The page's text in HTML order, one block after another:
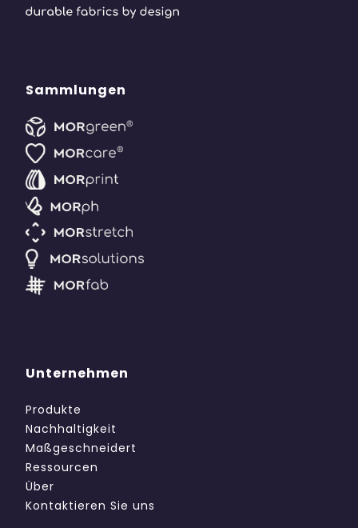
Sammlungen
Unternehmen
Produkte
Nachhaltigkeit
Maßgeschneidert
Ressourcen
Über
Kontaktieren Sie uns